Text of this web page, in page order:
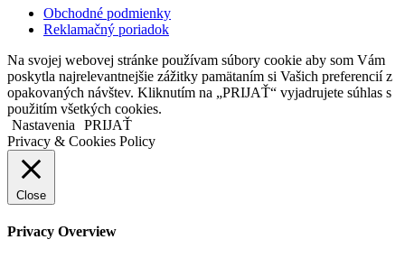
Obchodné podmienky
Reklamačný poriadok
Na svojej webovej stránke používam súbory cookie aby som Vám
poskytla najrelevantnejšie zážitky pamätaním si Vašich preferencií z
opakovaných návštev. Kliknutím na „PRIJAŤ“ vyjadrujete súhlas s
použitím všetkých cookies.
Nastavenia
PRIJAŤ
Privacy & Cookies Policy
Close
Privacy Overview